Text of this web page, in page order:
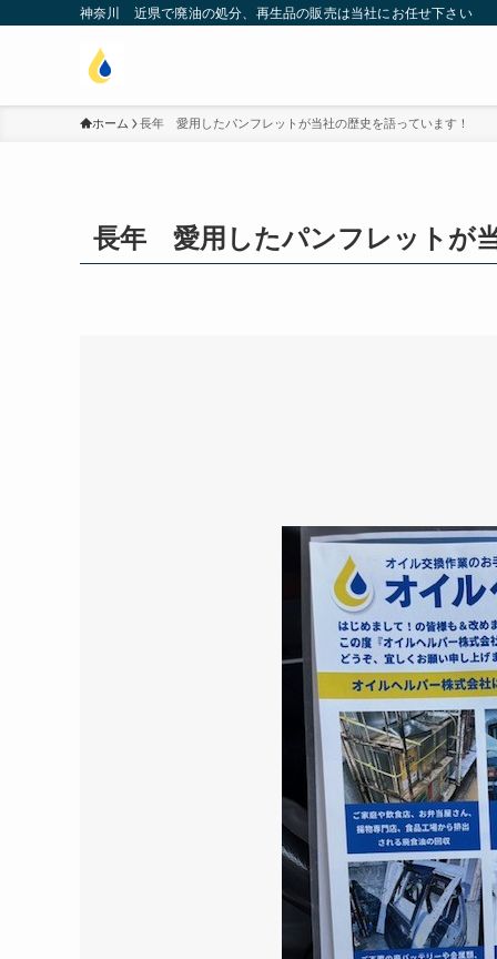
神奈川 近県で廃油の処分、再生品の販売は当社にお任せ下さい
ホーム 長年 愛用したパンフレットが当社の歴史を語っています！
長年 愛用したパンフレットが